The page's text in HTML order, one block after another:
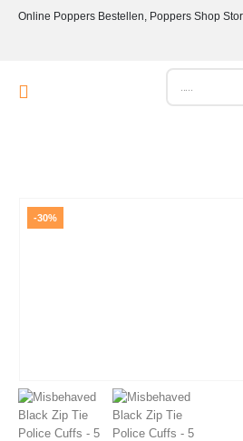
Online Poppers Bestellen, Poppers Shop
-30%